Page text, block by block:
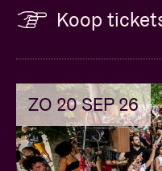
Koop
ZO 20 SEP 26